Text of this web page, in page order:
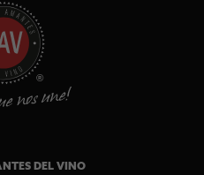
DEL VINO